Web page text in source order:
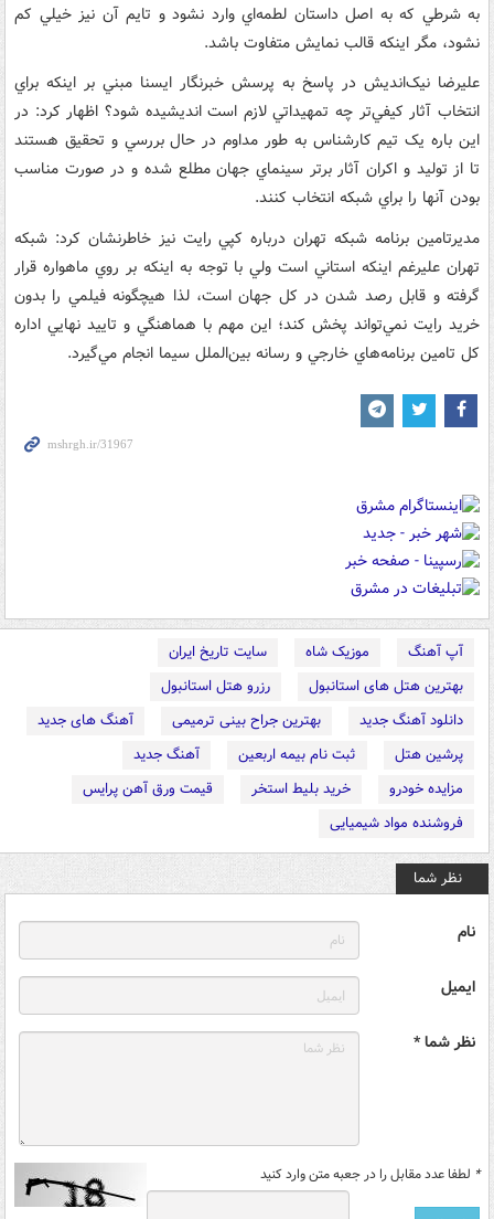
به شرطي که به اصل داستان لطمه‌اي وارد نشود و تايم آن نيز خيلي کم
نشود، مگر اينکه قالب نمايش متفاوت باشد.
عليرضا نيک‌انديش در پاسخ به پرسش خبرنگار ايسنا مبني بر اينکه براي
انتخاب آثار کيفي‌تر چه تمهيداتي لازم است انديشيده شود؟ اظهار کرد: در
اين باره يک تيم کارشناس به طور مداوم در حال بررسي و تحقيق هستند
تا از توليد و اکران آثار برتر سينماي جهان مطلع شده و در صورت مناسب
بودن آنها را براي شبکه انتخاب کنند.
مديرتامين برنامه شبکه تهران درباره کپي رايت نيز خاطرنشان کرد: شبکه
تهران عليرغم اينکه استاني است ولي با توجه به اينکه بر روي ماهواره قرار
گرفته و قابل رصد شدن در کل جهان است، لذا هيچگونه فيلمي را بدون
خريد رايت نمي‌تواند پخش کند؛ اين مهم با هماهنگي و تاييد نهايي اداره
کل تامين برنامه‌هاي خارجي و رسانه بين‌الملل سيما انجام مي‌گيرد.
آپ آهنگ موزیک شاه
سایت تاریخ ایران
بهترین هتل های استانبول
رزرو هتل استانبول
دانلود آهنگ جدید
بهترین جراح بینی ترمیمی
آهنگ های جدید
پرشین هتل
ثبت نام بیمه اربعین
آهنگ جدید
مزایده خودرو
خرید بلیط استخر
قیمت ورق آهن پرایس
فروشنده مواد شیمیایی
نظر شما
نام
ایمیل
نظر شما *
* لطفا عدد مقابل را در جعبه متن وارد کنید